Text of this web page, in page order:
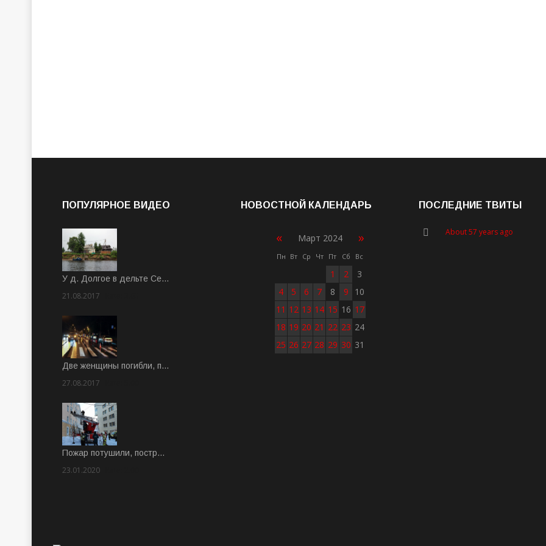
ПОПУЛЯРНОЕ ВИДЕО
У д. Долгое в дельте Се…
21.08.2017
Две женщины погибли, п…
27.08.2017
Пожар потушили, постр…
23.01.2020
НОВОСТНОЙ КАЛЕНДАРЬ
« Март 2024 »
Пн Вт Ср Чт Пт Сб Вс
1 2
3
4
5 6 7 8 9
10
11 12 13 14 15 16 17
18 19 20 21 22 23 24
25 26 27 28 29 30 31
ПОСЛЕДНИЕ ТВИТЫ
About 57 years ago